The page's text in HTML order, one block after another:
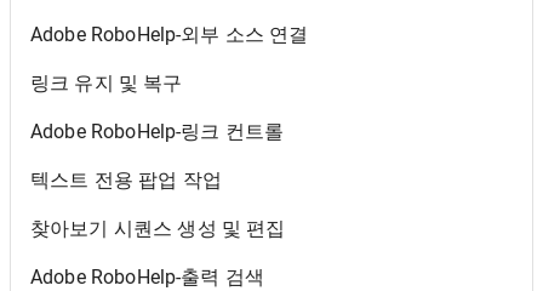
Adobe RoboHelp-외부 소스 연결
링크 유지 및 복구
Adobe RoboHelp-링크 컨트롤
텍스트 전용 팝업 작업
찾아보기 시퀀스 생성 및 편집
Adobe RoboHelp-출력 검색